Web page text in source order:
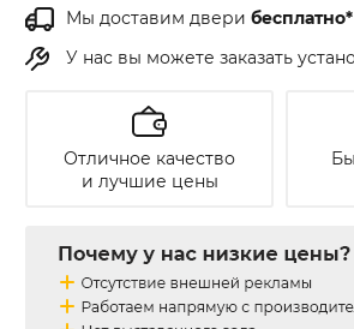
Мы доставим дверибесплатно*
У нас вы можете заказать
Отличное качество
и лучшие цены